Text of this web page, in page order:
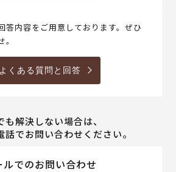
答内容をご用意しております。ぜひ
よくある質問と回答
も解決しない場合は、
話でお問い合わせください。
ルでのお問い合わせ